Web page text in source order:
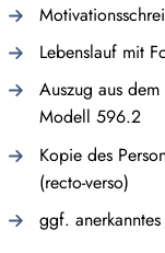
Lebenslauf mit
Auszug aus
Modell 596.2
Kopie des
(recto-verso)
ggf.